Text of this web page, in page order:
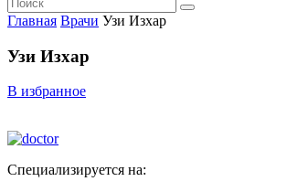
Главная Врачи Узи Изхар
Узи Изхар
В избранное
Специализируется на: